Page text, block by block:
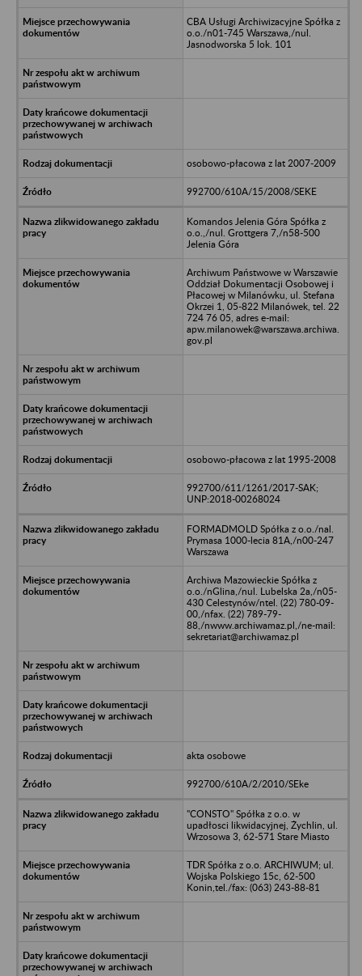
CBA Usługi Archiwizacyjne Spółka z
o.o./n01-745 Warszawa,/nul.
Jasnodworska 5 lok. 101
osobowo-płacowa z lat 2007-2009
992700/610A/15/2008/SEKE
Komandos Jelenia Góra Spółka z
o.o.,/nul. Grottgera 7,/n58-500
Jelenia Góra
Archiwum Państwowe w Warszawie
Oddział Dokumentacji Osobowej i
Płacowej w Milanówku, ul. Stefana
Okrzei 1, 05-822 Milanówek, tel. 22
724 76 05, adres e-mail:
apw.milanowek@warszawa.archiwa.
gov.pl
osobowo-płacowa z lat 1995-2008
992700/611/1261/2017-SAK;
UNP:2018-00268024
FORMADMOLD Spółka z o.o./nal.
Prymasa 1000-lecia 81A,/n00-247
Warszawa
Archiwa Mazowieckie Spółka z
o.o./nGlina,/nul. Lubelska 2a,/n05-
430 Celestynów/ntel. (22) 780-09-
00,/nfax. (22) 789-79-
88,/nwww.archiwamaz.pl,/ne-mail:
sekretariat@archiwamaz.pl
akta osobowe
992700/610A/2/2010/SEke
"CONSTO" Spółka z o.o. w
upadłosci likwidacyjnej, Żychlin, ul.
Wrzosowa 3, 62-571 Stare Miasto
TDR Spółka z o.o. ARCHIWUM; ul.
Wojska Polskiego 15c, 62-500
Konin,tel./fax: (063) 243-88-81